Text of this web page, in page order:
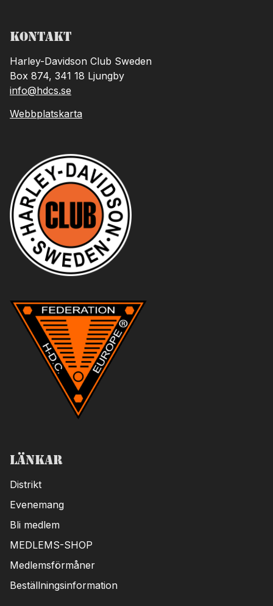
Kontakt
Harley-Davidson Club Sweden
Box 874, 341 18 Ljungby
info@hdcs.se
Webbplatskarta
Länkar
Distrikt
Evenemang
Bli medlem
MEDLEMS-SHOP
Medlemsförmåner
Beställningsinformation